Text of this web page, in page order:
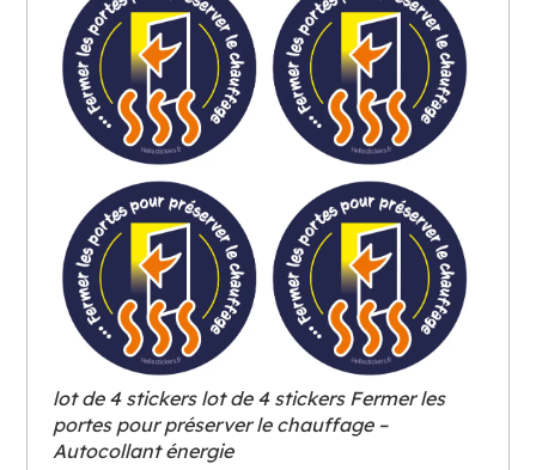
lot de 4 stickers lot de 4 stickers Fermer les
portes pour préserver le chauffage –
Autocollant énergie